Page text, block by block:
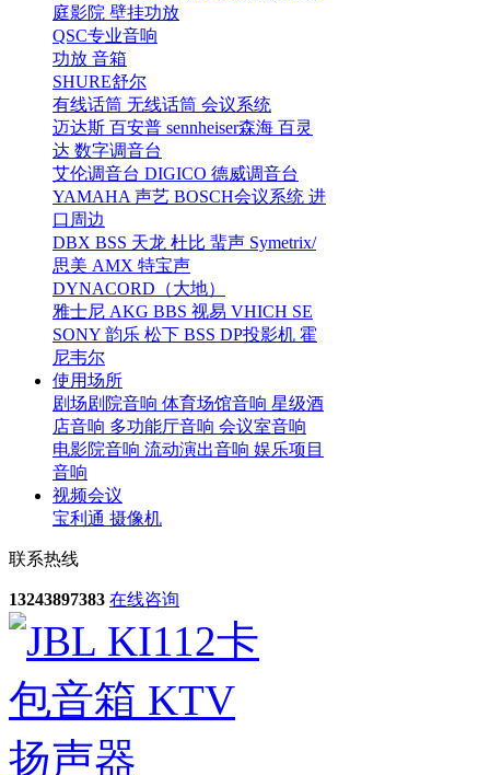
庭影院 壁挂功放
QSC专业音响
功放 音箱
SHURE舒尔
有线话筒 无线话筒 会议系统
迈达斯 百安普 sennheiser森海 百灵
达 数字调音台
艾伦调音台 DIGICO 德威调音台
YAMAHA 声艺 BOSCH会议系统 进
口周边
DBX BSS 天龙 杜比 蜚声 Symetrix/
思美 AMX 特宝声
DYNACORD（大地）
雅士尼 AKG BBS 视易 VHICH SE
SONY 韵乐 松下 BSS DP投影机 霍
尼韦尔
使用场所
剧场剧院音响 体育场馆音响 星级酒
店音响 多功能厅音响 会议室音响
电影院音响 流动演出音响 娱乐项目
音响
视频会议
宝利通 摄像机
联系热线
13243897383 在线咨询